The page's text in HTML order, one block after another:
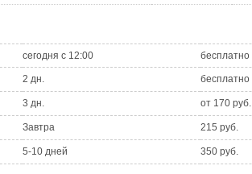
сегодня с 12:00 бесплатно
2 дн. бесплатно
3 дн. от 170 руб.
Завтра 215 руб.
5-10 дней 350 руб.